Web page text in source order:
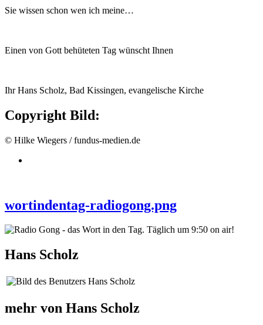
Sie wissen schon wen ich meine…
Einen von Gott behüteten Tag wünscht Ihnen
Ihr Hans Scholz, Bad Kissingen, evangelische Kirche
Copyright Bild:
© Hilke Wiegers / fundus-medien.de
wortindentag-radiogong.png
Hans Scholz
mehr von Hans Scholz